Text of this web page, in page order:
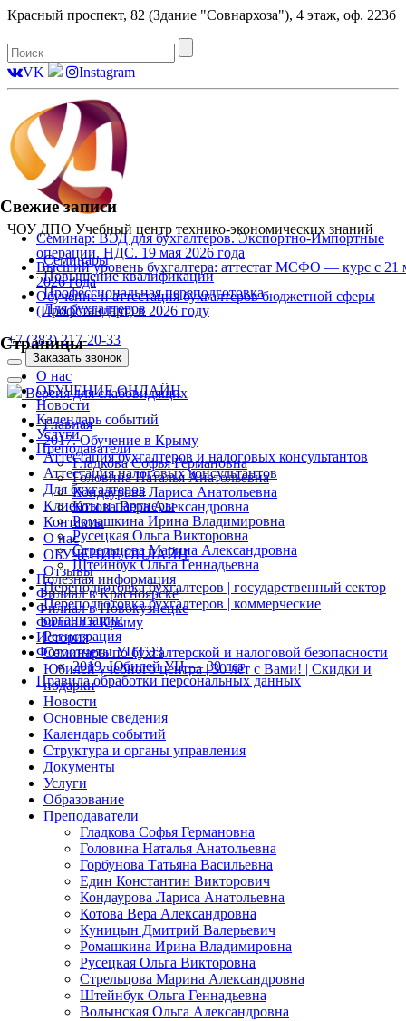
Красный проспект, 82 (Здание "Совнархоза"), 4 этаж, оф. 223б
VK Instagram
ЧОУ ДПО Учебный центр технико-экономических знаний
Семинары
Повышение квалификации
Профессиональная переподготовка
Для бухгалтеров
+7 (383) 217-20-33
Toggle
navigation
Заказать звонок
Toggle
navigation
Версия для слабовидящих
Главная
2017. Обучение в Крыму
Аттестация бухгалтеров и налоговых консультантов
Аттестация налоговых консультантов
Для бухгалтеров
Клиенты и партнеры
Контакты
О нас
ОБУЧЕНИЕ ОНЛАЙН
Отзывы
Переподготовка бухгалтеров | государственный сектор
Переподготовка бухгалтеров | коммерческие
организации
Регистрация
Семинары по бухгалтерской и налоговой безопасности
Юбилей учебного центра | 30 лет с Вами! | Скидки и
подарки
Новости
Основные сведения
Календарь событий
Структура и органы управления
Документы
Услуги
Образование
Преподаватели
Гладкова Софья Германовна
Головина Наталья Анатольевна
Горбунова Татьяна Васильевна
Един Константин Викторович
Кондаурова Лариса Анатольевна
Котова Вера Александровна
Куницын Дмитрий Валерьевич
Ромашкина Ирина Владимировна
Русецкая Ольга Викторовна
Стрельцова Марина Александровна
Штейнбук Ольга Геннадьевна
Волынская Ольга Александровна
Свежие записи
Семинар: ВЭД для бухгалтеров. Экспортно-Импортные
операции. НДС. 19 мая 2026 года
Высший уровень бухгалтера: аттестат МСФО — курс с 21
2026 года
Обучение и аттестация бухгалтеров бюджетной сферы
(Профстандарт) в 2026 году
Страницы
О нас
ОБУЧЕНИЕ ОНЛАЙН
Новости
Календарь событий
Услуги
Преподаватели
Гладкова Софья Германовна
Головина Наталья Анатольевна
Кондаурова Лариса Анатольевна
Котова Вера Александровна
Ромашкина Ирина Владимировна
Русецкая Ольга Викторовна
Стрельцова Марина Александровна
Штейнбук Ольга Геннадьевна
Полезная информация
Филиал в Красноярске
Филиал в Новокузнецке
Филиал в Крыму
История
Фотоотчеты УЦТЭЗ
2019. Юбилей УЦ — 30 лет
Правила обработки персональных данных